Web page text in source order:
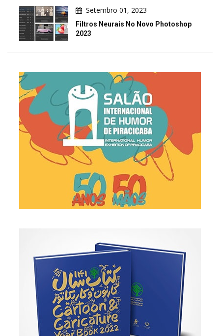
Setembro 01, 2023
Filtros Neurais No Novo Photoshop
2023